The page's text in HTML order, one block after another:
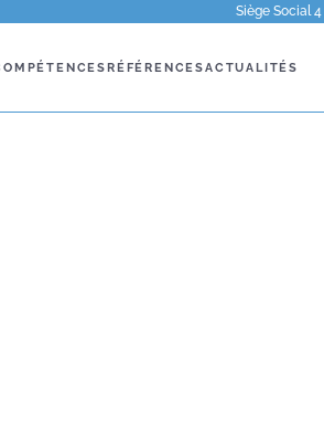
Siège Social
RÉFÉRENCESACTUALITÉS